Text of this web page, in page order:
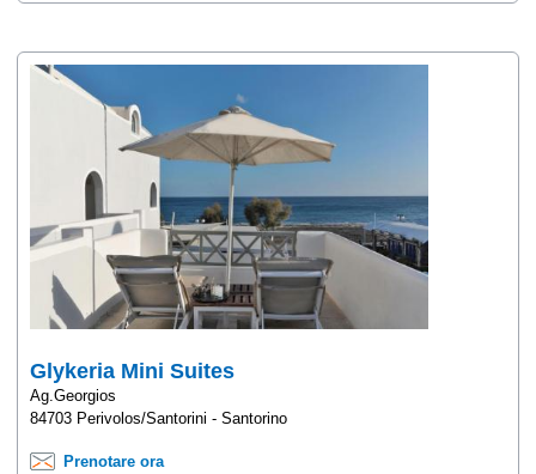
Glykeria Mini Suites
Ag.Georgios
84703 Perivolos/Santorini - Santorino
Prenotare ora